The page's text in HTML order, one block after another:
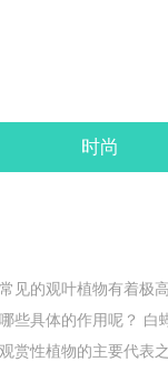
时尚
见的观叶植物有着极
些具体的作用呢？ 白
赏性植物的主要代表之